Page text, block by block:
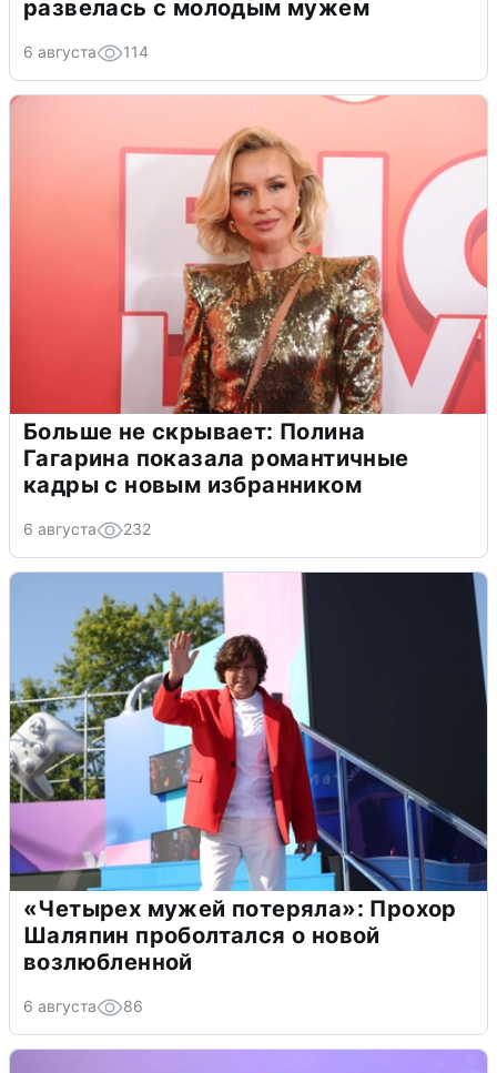
развелась с молодым мужем
6 августа 114
Больше не скрывает: Полина
Гагарина показала романтичные
кадры с новым избранником
6 августа 232
«Четырех мужей потеряла»: Прохор
Шаляпин проболтался о новой
возлюбленной
6 августа 86